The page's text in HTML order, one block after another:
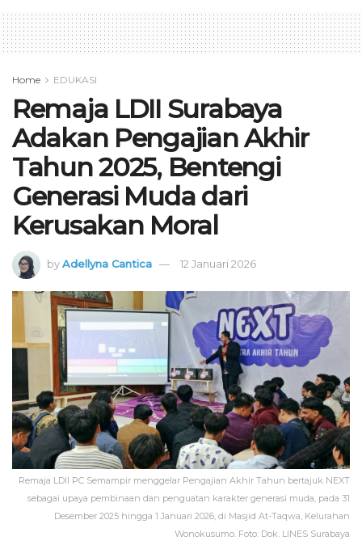
Home EDUKASI
Remaja LDII Surabaya
Adakan Pengajian Akhir
Tahun 2025, Bentengi
Generasi Muda dari
Kerusakan Moral
byAdellyna Cantica 12 Januari 2026
Remaja LDII PC Semampir menggelar Pengajian Akhir Tahun bertajuk NEXT
sebagai upaya pembinaan dan penguatan karakter generasi muda, pada 31
Desember 2025 hingga 1 Januari 2026, di Masjid At-Taqwa, Kelurahan
Wonokusumo. Foto: Dok. LINES Surabaya